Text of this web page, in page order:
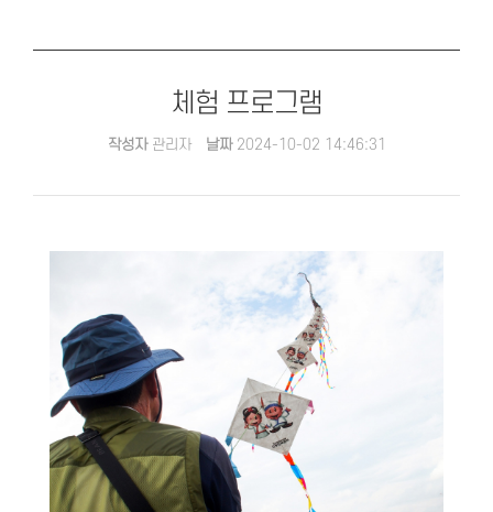
체험 프로그램
작성자관리자 날짜2024-10-02 14:46:31